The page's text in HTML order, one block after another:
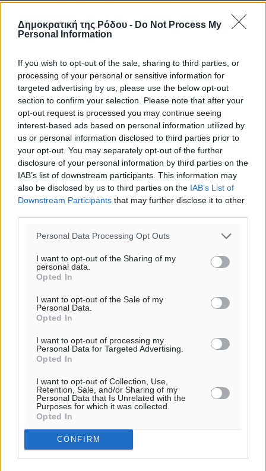
Δημοκρατική της Ρόδου - Do Not Process My
Personal Information
If you wish to opt-out of the sale, sharing to third parties, or
processing of your personal or sensitive information for
targeted advertising by us, please use the below opt-out
section to confirm your selection. Please note that after your
opt-out request is processed you may continue seeing
interest-based ads based on personal information utilized by
us or personal information disclosed to third parties prior to
your opt-out. You may separately opt-out of the further
disclosure of your personal information by third parties on the
IAB’s list of downstream participants. This information may
also be disclosed by us to third parties on the IAB’s List of
Downstream Participants that may further disclose it to other
Personal Data Processing Opt Outs
I want to opt-out of the Sharing of my
personal data.
Opted In
I want to opt-out of the Sale of my
Personal Data.
Opted In
I want to opt-out of processing my
Personal Data for Targeted Advertising.
Opted In
I want to opt-out of Collection, Use,
Retention, Sale, and/or Sharing of my
Personal Data that Is Unrelated with the
Purposes for which it was collected.
Opted In
CONFIRM
Ροή ειδήσεων
Καιρός «hot – dry – windy» τις επόμενες 48 ώρες στη
χώρα
Δύο σχολεία της Λέρου αλλάζουν όψη με δωρεά
αγάπης για τα παιδιά
Τοπικές Ειδήσεις• πριν 5 ώρες